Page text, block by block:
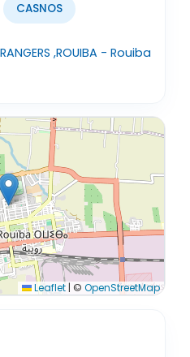
CASNOS
,ROUIBA - Rouiba
Leaflet | © OpenStreetMap